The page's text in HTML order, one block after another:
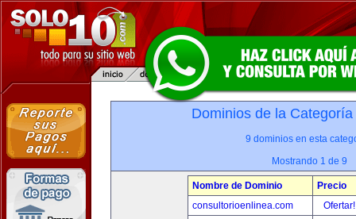
Dominios de la
9 dominios en esta
Mostrando 1 de 9
Nombre de Dominio
Precio
consultorioenlinea.com